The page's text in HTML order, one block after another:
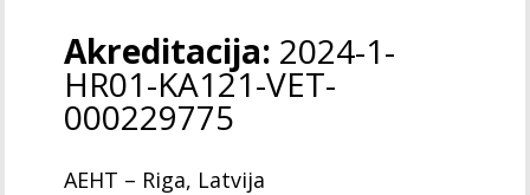
Akreditacija: 2024-1-
HR01-KA121-VET-
000229775
AEHT – Riga, Latvija